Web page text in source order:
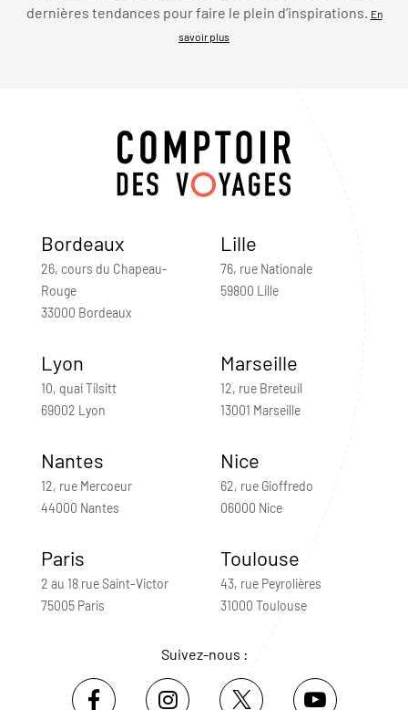
dernières tendances pour faire le plein d’inspirations. En
savoir plus
Bordeaux
26, cours du Chapeau-
Rouge
33000 Bordeaux
Lille
76, rue Nationale
59800 Lille
Lyon
10, quai Tilsitt
69002 Lyon
Marseille
12, rue Breteuil
13001 Marseille
Nantes
12, rue Mercoeur
44000 Nantes
Nice
62, rue Gioffredo
06000 Nice
Paris
2 au 18 rue Saint-Victor
75005 Paris
Toulouse
43, rue Peyrolières
31000 Toulouse
Suivez-nous :